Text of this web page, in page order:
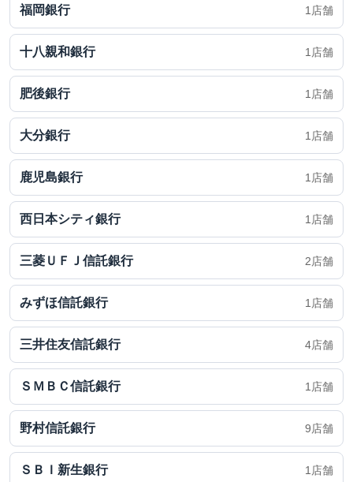
福岡銀行 1店舗
十八親和銀行 1店舗
肥後銀行 1店舗
大分銀行 1店舗
鹿児島銀行 1店舗
西日本シティ銀行 1店舗
三菱ＵＦＪ信託銀行 2店舗
みずほ信託銀行 1店舗
三井住友信託銀行 4店舗
ＳＭＢＣ信託銀行 1店舗
野村信託銀行 9店舗
ＳＢＩ新生銀行 1店舗